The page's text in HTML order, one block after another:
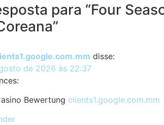
para “Four
disse:
de 2026 às 22:37
Bewertung clients1.google.com.mm